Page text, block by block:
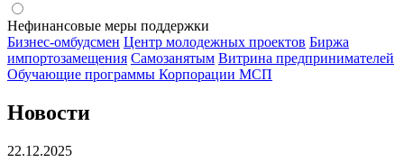
Нефинансовые меры поддержки
Бизнес-омбудсмен Центр молодежных проектов Биржа
импортозамещения Cамозанятым Витрина предпринимателей
Обучающие программы Корпорации МСП
Новости
22.12.2025